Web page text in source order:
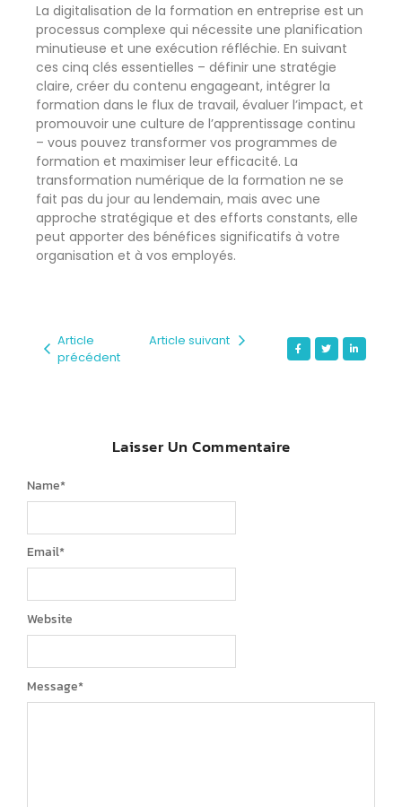
La digitalisation de la formation en entreprise est un
processus complexe qui nécessite une planification
minutieuse et une exécution réfléchie. En suivant
ces cinq clés essentielles – définir une stratégie
claire, créer du contenu engageant, intégrer la
formation dans le flux de travail, évaluer l’impact, et
promouvoir une culture de l’apprentissage continu
– vous pouvez transformer vos programmes de
formation et maximiser leur efficacité. La
transformation numérique de la formation ne se
fait pas du jour au lendemain, mais avec une
approche stratégique et des efforts constants, elle
peut apporter des bénéfices significatifs à votre
organisation et à vos employés.
Article
précédent
Article suivant
Laisser Un Commentaire
Message*
Name*
Email*
Website